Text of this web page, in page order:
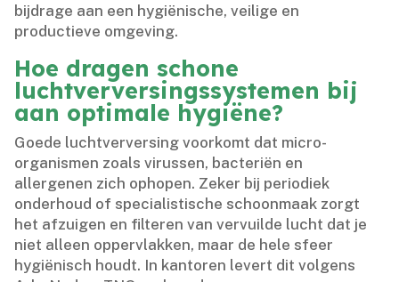
bijdrage aan een hygiënische, veilige en
productieve omgeving.​
Hoe dragen schone
luchtverversingssystemen bij
aan optimale hygiëne?
Goede luchtverversing voorkomt dat micro-
organismen zoals virussen, bacteriën en
allergenen zich ophopen.​ Zeker bij periodiek
onderhoud of specialistische schoonmaak zorgt
het afzuigen en filteren van vervuilde lucht dat je
niet alleen oppervlakken, maar de hele sfeer
hygiënisch houdt.​ In kantoren levert dit volgens